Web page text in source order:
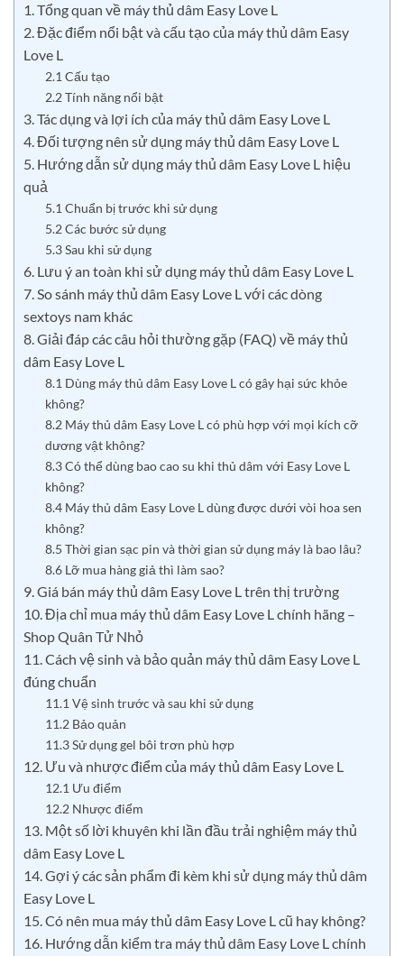
1. Tổng quan về máy thủ dâm Easy Love L
2. Đặc điểm nổi bật và cấu tạo của máy thủ dâm Easy
Love L
2.1 Cấu tạo
2.2 Tính năng nổi bật
3. Tác dụng và lợi ích của máy thủ dâm Easy Love L
4. Đối tượng nên sử dụng máy thủ dâm Easy Love L
5. Hướng dẫn sử dụng máy thủ dâm Easy Love L hiệu
quả
5.1 Chuẩn bị trước khi sử dụng
5.2 Các bước sử dụng
5.3 Sau khi sử dụng
6. Lưu ý an toàn khi sử dụng máy thủ dâm Easy Love L
7. So sánh máy thủ dâm Easy Love L với các dòng
sextoys nam khác
8. Giải đáp các câu hỏi thường gặp (FAQ) về máy thủ
dâm Easy Love L
8.1 Dùng máy thủ dâm Easy Love L có gây hại sức khỏe
không?
8.2 Máy thủ dâm Easy Love L có phù hợp với mọi kích cỡ
dương vật không?
8.3 Có thể dùng bao cao su khi thủ dâm với Easy Love L
không?
8.4 Máy thủ dâm Easy Love L dùng được dưới vòi hoa sen
không?
8.5 Thời gian sạc pin và thời gian sử dụng máy là bao lâu?
8.6 Lỡ mua hàng giả thì làm sao?
9. Giá bán máy thủ dâm Easy Love L trên thị trường
10. Địa chỉ mua máy thủ dâm Easy Love L chính hãng –
Shop Quân Tử Nhỏ
11. Cách vệ sinh và bảo quản máy thủ dâm Easy Love L
đúng chuẩn
11.1 Vệ sinh trước và sau khi sử dụng
11.2 Bảo quản
11.3 Sử dụng gel bôi trơn phù hợp
12. Ưu và nhược điểm của máy thủ dâm Easy Love L
12.1 Ưu điểm
12.2 Nhược điểm
13. Một số lời khuyên khi lần đầu trải nghiệm máy thủ
dâm Easy Love L
14. Gợi ý các sản phẩm đi kèm khi sử dụng máy thủ dâm
Easy Love L
15. Có nên mua máy thủ dâm Easy Love L cũ hay không?
16. Hướng dẫn kiểm tra máy thủ dâm Easy Love L chính